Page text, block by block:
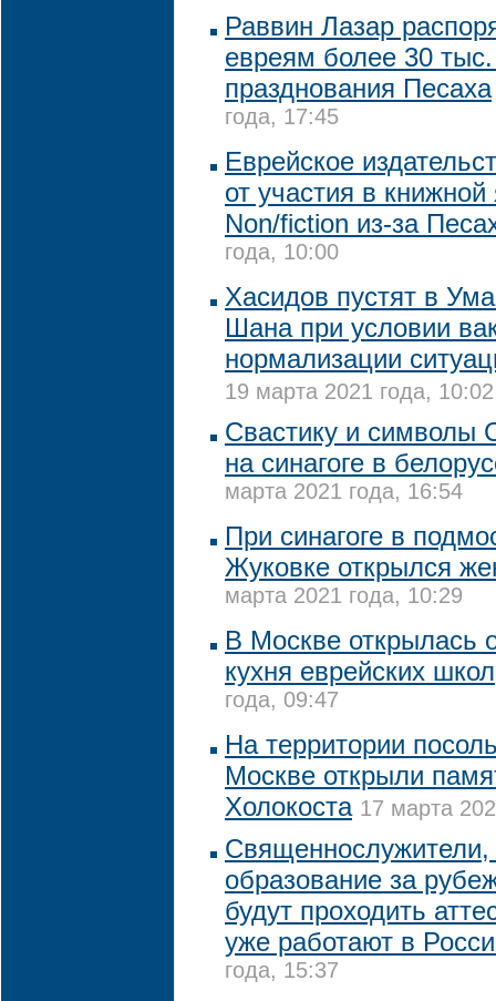
Раввин Лазар
евреям более 30
празднования Песаха
года, 17:45
Еврейское
от участия в
Non/fiction из-за
года, 10:00
Хасидов пустят в
Шана при условии
нормализации
19 марта 2021 года, 10:02
Свастику и символы
на синагоге в
марта 2021 года, 16:54
При синагоге в
Жуковке открылся
марта 2021 года, 10:29
В Москве открылась
кухня еврейских школ
года, 09:47
На территории
Москве открыли
Холокоста 17 марта
образование за
будут проходить
уже работают в
года, 15:37